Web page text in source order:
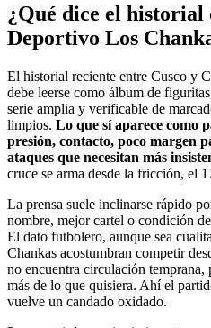
¿Qué dice el
Deportivo Los
El historial reciente entre Cusco y
debe leerse como álbum de
serie amplia y verificable de
limpios. Lo que sí aparece como
presión, contacto, poco margen
ataques que necesitan más
cruce se arma desde la fricción, el
La prensa suele inclinarse rápido
nombre, mejor cartel o condición
El dato futbolero, aunque sea
Chankas acostumbran competir
no encuentra circulación temprana,
más de lo que quisiera. Ahí el
vuelve un candado oxidado.